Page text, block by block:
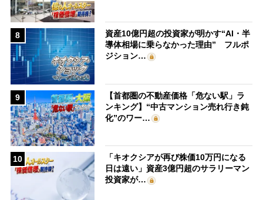
8
資産10億円超の投資家が明かす“AI・半
導体相場に乗らなかった理由” フルポ
ジション…
9
【首都圏の不動産価格「危ない駅」ラ
ンキング】“中古マンション売れ行き鈍
化”のワー…
10
「キオクシアが再び株価10万円になる
日は遠い」資産3億円超のサラリーマン
投資家が…